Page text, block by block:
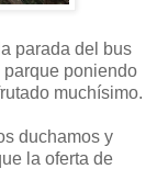
parada del bus
poniendo
muchísimo.
duchamos y
la oferta de